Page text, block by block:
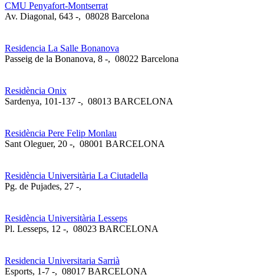
CMU Penyafort-Montserrat
Av. Diagonal, 643 -, 08028 Barcelona
Residencia La Salle Bonanova
Passeig de la Bonanova, 8 -, 08022 Barcelona
Residència Onix
Sardenya, 101-137 -, 08013 BARCELONA
Residència Pere Felip Monlau
Sant Oleguer, 20 -, 08001 BARCELONA
Residència Universitària La Ciutadella
Pg. de Pujades, 27 -,
Residència Universitària Lesseps
Pl. Lesseps, 12 -, 08023 BARCELONA
Residencia Universitaria Sarrià
Esports, 1-7 -, 08017 BARCELONA